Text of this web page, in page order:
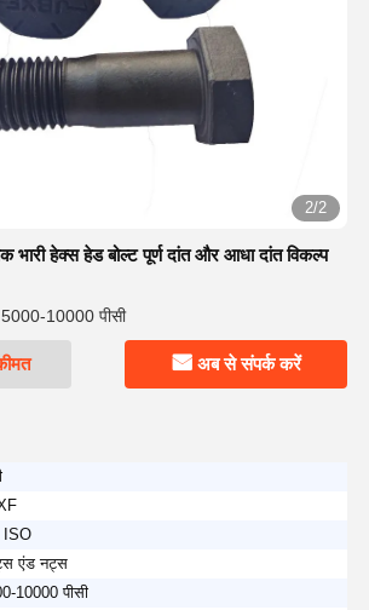
2/2
हेक्स हेड बोल्ट पूर्ण दांत और आधा दांत विकल्प
10000 पीसी
अब से संपर्क करें
ISO
एंड नट्स
10000 पीसी